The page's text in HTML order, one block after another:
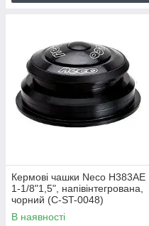
Кермові чашки Neco H383AE
1-1/8"1,5", напівінтегрована,
чорний (C-ST-0048)
В наявності